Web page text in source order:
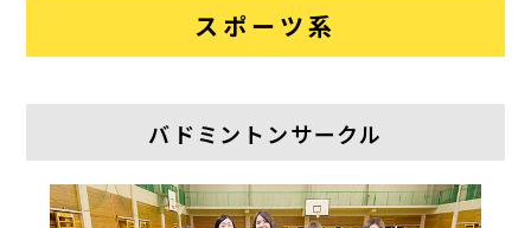
スポーツ系
バドミントンサークル